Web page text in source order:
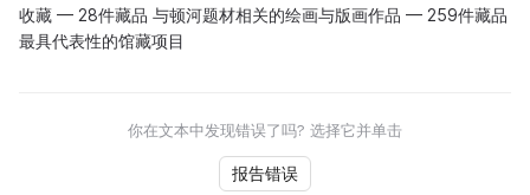
收藏 — 28件藏品 与顿河题材相关的绘画与版画作品 — 259件藏品
最具代表性的馆藏项目
你在文本中发现错误了吗? 选择它并单击
报告错误